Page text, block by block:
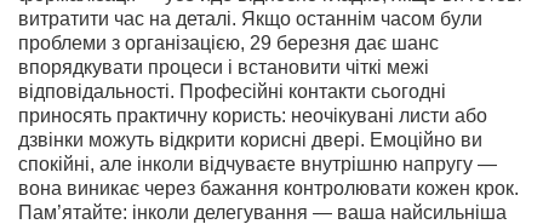
витратити час на деталі. Якщо останнім часом були
проблеми з організацією, 29 березня дає шанс
впорядкувати процеси і встановити чіткі межі
відповідальності. Професійні контакти сьогодні
приносять практичну користь: неочікувані листи або
дзвінки можуть відкрити корисні двері. Емоційно ви
спокійні, але інколи відчуваєте внутрішню напругу —
вона виникає через бажання контролювати кожен крок.
Пам’ятайте: інколи делегування — ваша найсильніша